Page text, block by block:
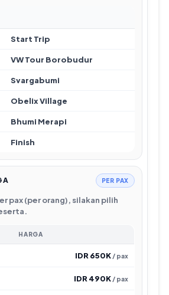
Start Trip
VW Tour Borobudur
Svargabumi
Obelix Village
Bhumi Merapi
Finish
PER PAX
pax (per orang), silakan pilih
HARGA
IDR 650K / pax
IDR 490K / pax